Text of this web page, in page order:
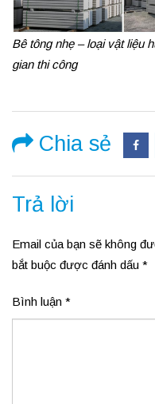
Bê tông nhẹ – loại vật liệu
gian thi công
Chia sẻ
Trả lời
Email của bạn sẽ không
bắt buộc được đánh dấu *
Bình luận *